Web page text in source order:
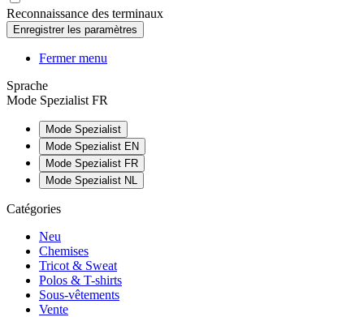
Reconnaissance des terminaux
Fermer menu
Sprache
Mode Spezialist FR
Mode Spezialist
Mode Spezialist EN
Mode Spezialist FR
Mode Spezialist NL
Catégories
Neu
Chemises
Tricot & Sweat
Polos & T-shirts
Sous-vêtements
Vente